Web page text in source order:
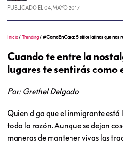
PUBLICADO EL 04, MAYO 2017
Inicio /Trending /#ComoEnCasa: 5 sitios latinos que nos
Cuando te entre la
lugares te sentirás como
Por: Grethel Delgado
Quien diga que el inmigrante está
toda la razón. Aunque se dejan
maneras de mantener vivas las